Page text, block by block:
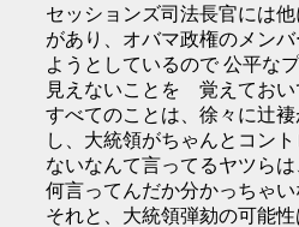
セッションズ司法長官には他
があり、オバマ政権のメンバ
ようとしているので 公平な
見えないことを 覚えておい
すべてのことは、徐々に辻褄
し、大統領がちゃんとコント
ないなんて言ってるヤツらは
何言ってんだか分かっちゃ
それと、大統領弾劾の可能